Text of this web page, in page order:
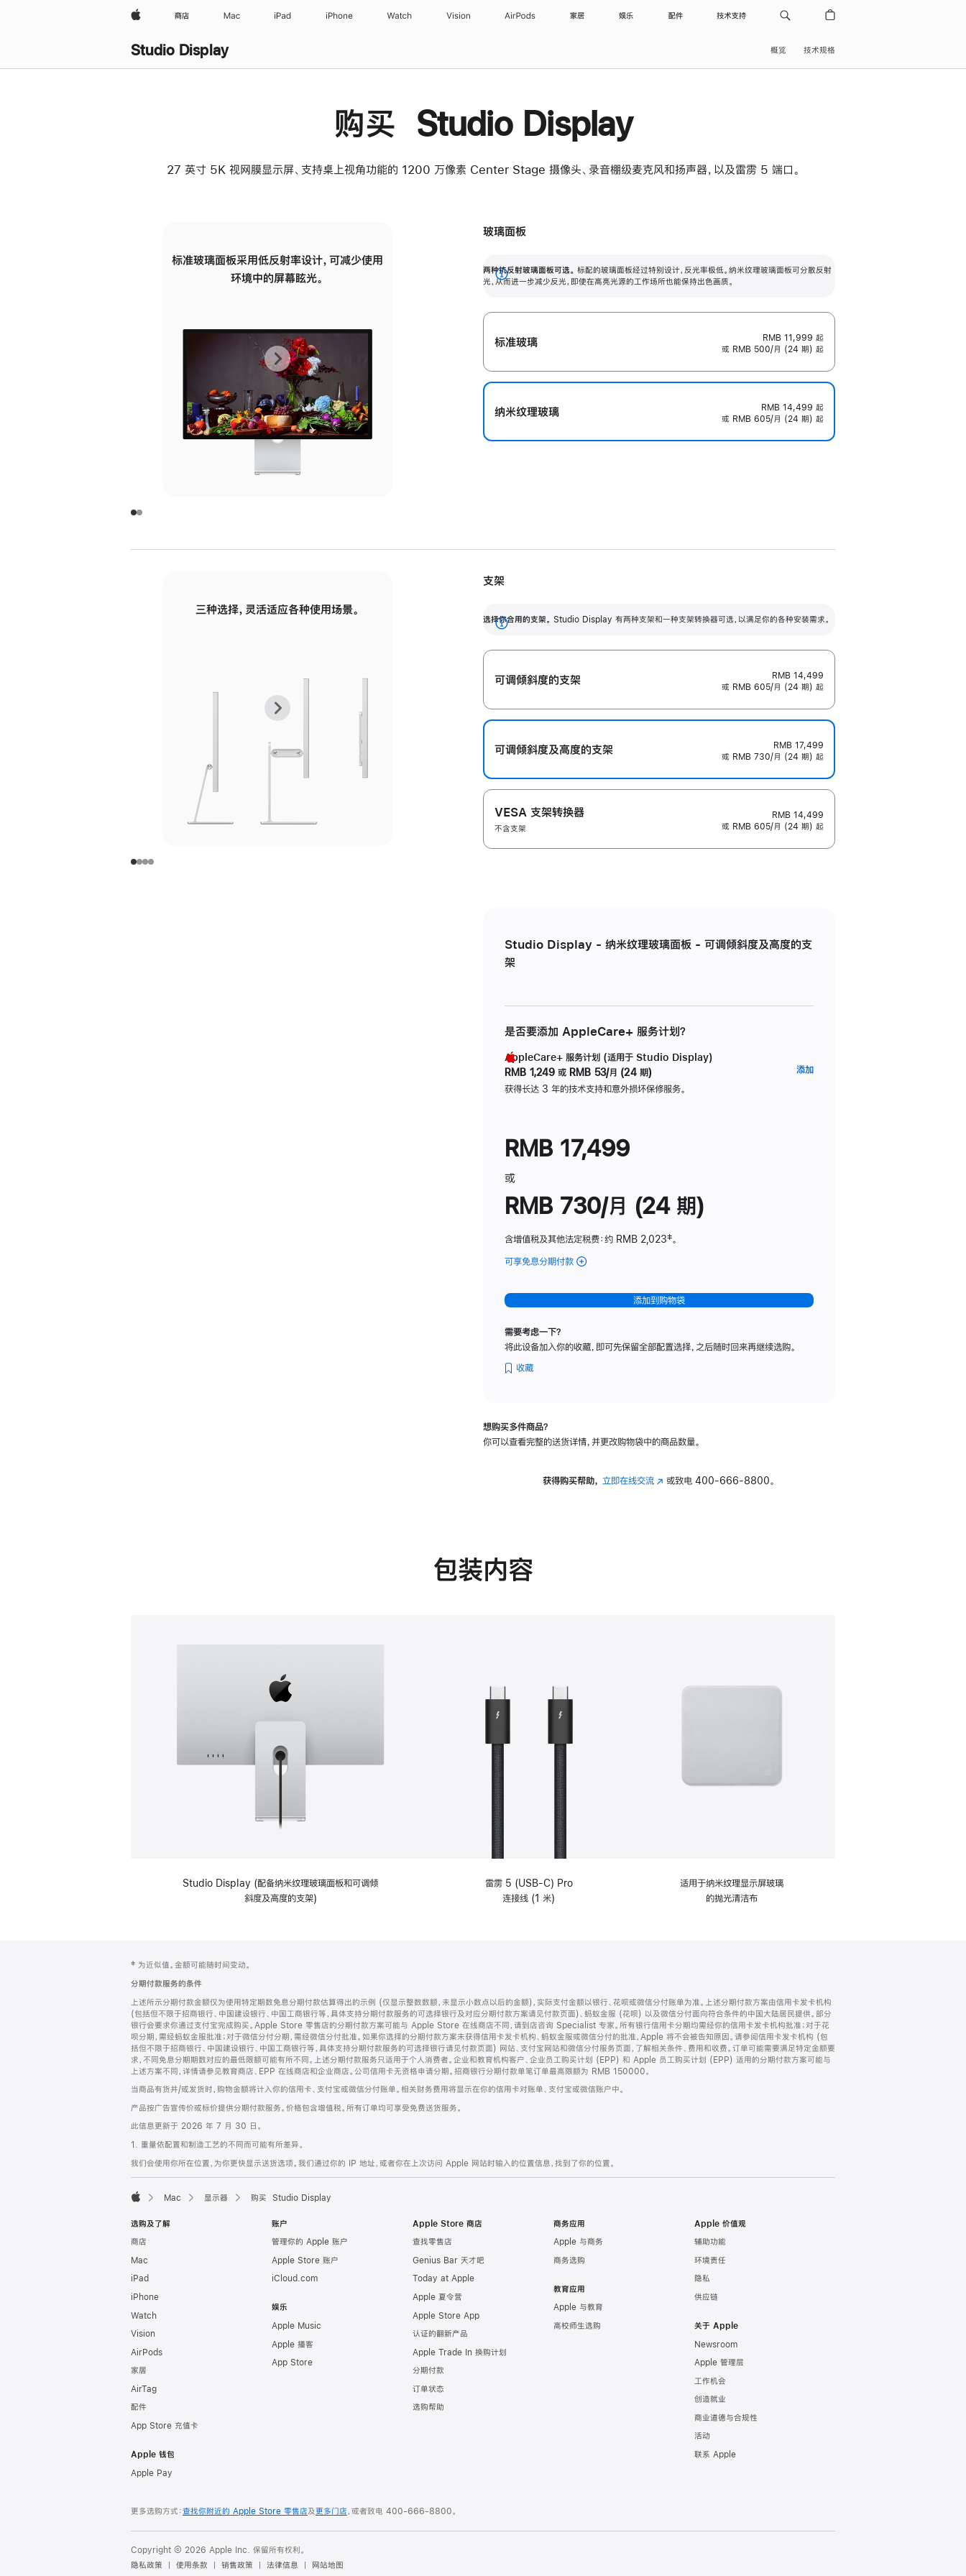
Apple 商店 Mac iPad iPhone Watch Vision AirPods 家居 娱乐 配件 技术支持
Studio Display 概览 技术规格
购买 Studio Display
27 英寸 5K 视网膜显示屏、支持桌上视角功能的 1200 万像素 Center Stage 摄像头、录音棚级麦克风和扬声器，以及雷雳 5 端口。
标准玻璃面板采用低反射率设计，可减少使用
环境中的屏幕眩光。
有高亮光源的场所使用，也能保持出色画质。
上
一
张
图
面
下
一
张
图
面
玻璃面板
两种抗反射玻璃面板可选。 标配的玻璃面板经过特别设计，反光率极低。纳米纹理玻璃面板可分散反射
光，从而进一步减少反光，即使在高亮光源的工作场所也能保持出色画质。
展
标准玻璃 RMB 11,999 起
或 RMB 500/月 (24 期) 起
纳米纹理玻璃 RMB 14,499 起
或 RMB 605/月 (24 期) 起
三种选择，灵活适应各种使用场景。
调节范围。
毫米的高度调节范围。
上
张
下
张
支架
选择你合用的支架。 Studio Display 有两种支架和一种支架转换器可选，以满足你的各种安装需求。
展
开
可调倾斜度的支架
RMB 14,499
或 RMB 605/月 (24 期) 起
可调倾斜度及高‍度的支‍架
RMB 17,499
或 RMB 730/月 (24 期) 起
VESA 支架转换器
不含支架
RMB 14,499
或 RMB 605/月 (24 期) 起
Studio Display - 纳米纹理玻璃面板 - 可调倾斜度及高度的支
架
是否要添加 AppleCare+ 服务计划？
AppleCare+ 服务计划 (适用于 Studio Display)
RMB 1,249 或 RMB 53/月 (24 期)
获得长达 3 年的技术支持和意外损坏保修服务。
添加
RMB 17,499
或
RMB 730/月 (24 期)
含增值税及其他法定税费：约 RMB 2,023脚
‡。
可享免息分期付款 (Studio
-
纳
理
可
斜
添加到购物袋
需要考虑一下？
将此设备加入你的收藏，即可先保留全部配置选择，之后随时回来再继续选购。
收藏
想购买多件商品？
你可以查看完整的送货详情，并更改购物袋中的商品数量。
获得购买帮助， 立即在线交流(在 或致电400-666-8800。
包装内容
Studio Display (配备纳米纹理玻璃面板和可调倾
斜度及高度的支架)
雷雳 5 (USB-C) Pro
连接线 (1 米)
适用于纳米纹理显示屏玻璃
的抛光清洁布
页
脚
注
‡ 为近似值。金额可能随时间变动。
分期付款服务的条件
上述所示分期付款金额仅为使用特定期数免息分期付款估算得出的示例 (仅显示整数数额，未显示小数点以后的金额)，实际支付金额以银行、花呗或微信分付账单为准。上述分期付款方案由信用卡发卡机构
(包括但不限于招商银行、中国建设银行、中国工商银行等，具体支持分期付款服务的可选择银行及对应分期付款方案请见付款页面)、蚂蚁金服 (花呗) 以及微信分付面向符合条件的中国大陆居民提供。部分
银行会要求你通过支付宝完成购买。Apple Store 零售店的分期付款方案可能与 Apple Store 在线商店不同，请到店咨询 Specialist 专家。所有银行信用卡分期均需经你的信用卡发卡机构批准；对于花
呗分期，需经蚂蚁金服批准；对于微信分付分期，需经微信分付批准。如果你选择的分期付款方案未获得信用卡发卡机构、蚂蚁金服或微信分付的批准，Apple 将不会被告知原因。请参阅信用卡发卡机构 (包
括但不限于招商银行、中国建设银行、中国工商银行等，具体支持分期付款服务的可选择银行请见付款页面) 网站、支付宝网站和微信分付服务页面，了解相关条件、费用和收费。订单可能需要满足特定金额要
求，不同免息分期期数对应的最低限额可能有所不同。上述分期付款服务只适用于个人消费者。企业和教育机构客户、企业员工购买计划 (EPP) 和 Apple 员工购买计划 (EPP) 适用的分期付款方案可能与
上述方案不同，详情请参见教育商店、EPP 在线商店和企业商店。公司信用卡无资格申请分期。招商银行分期付款单笔订单最高限额为 RMB 150000。
当商品有货并/或发货时，购物金额将计入你的信用卡、支付宝或微信分付账单。相关财务费用将显示在你的信用卡对账单、支付宝或微信账户中。
产品按广告宣传价或标价提供分期付款服务。价格包含增值税。所有订单均可享受免费送货服务。
此信息更新于 2026 年 7 月 30 日。
1. 重量依配置和制造工艺的不同而可能有所差异。
我们会使用你所在位置，为你更快显示送货选项。我们通过你的 IP 地址，或者你在上次访问 Apple 网站时输入的位置信息，找到了你的位置。
Mac 显示器 购买 Studio Display
选购及了解
商店
Mac
iPad
iPhone
Watch
Vision
AirPods
家居
AirTag
配件
App Store 充值卡
Apple 钱包
Apple Pay
账户
管理你的 Apple 账户
Apple Store 账户
iCloud.com
娱乐
Apple Music
Apple 播客
App Store
Apple Store 商店
查找零售店
Genius Bar 天才吧
Today at Apple
Apple 夏令营
Apple Store App
认证的翻新产品
Apple Trade In 换购计划
分期付款
订单状态
选购帮助
商务应用
Apple 与商务
商务选购
教育应用
Apple 与教育
高校师生选购
Apple 价值观
辅助功能
环境责任
隐私
供应链
关于 Apple
Newsroom
Apple 管理层
工作机会
创造就业
商业道德与合规性
活动
联系 Apple
更多选购方式：查找你附近的 Apple Store 零售店及更多门店，或者致电 400-666-8800。
Copyright © 2026 Apple Inc. 保留所有权利。
隐私政策
使用条款 销售政策 法律信息 网站地图